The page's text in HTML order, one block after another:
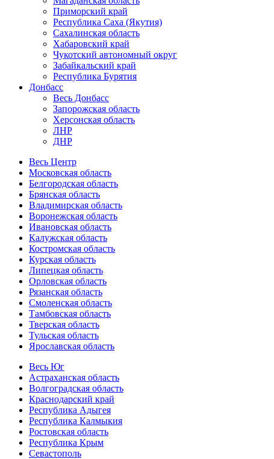
Приморский край
Республика Саха (Якутия)
Сахалинская область
Хабаровский край
Чукотский автономный округ
Забайкальский край
Республика Бурятия
Донбасс
Весь Донбасс
Запорожская область
Херсонская область
ЛНР
ДНР
Весь Центр
Московская область
Белгородская область
Брянская область
Владимирская область
Воронежская область
Ивановская область
Калужская область
Костромская область
Курская область
Липецкая область
Орловская область
Рязанская область
Смоленская область
Тамбовская область
Тверская область
Тульская область
Ярославская область
Весь Юг
Астраханская область
Волгоградская область
Краснодарский край
Республика Адыгея
Республика Калмыкия
Ростовская область
Республика Крым
Севастополь